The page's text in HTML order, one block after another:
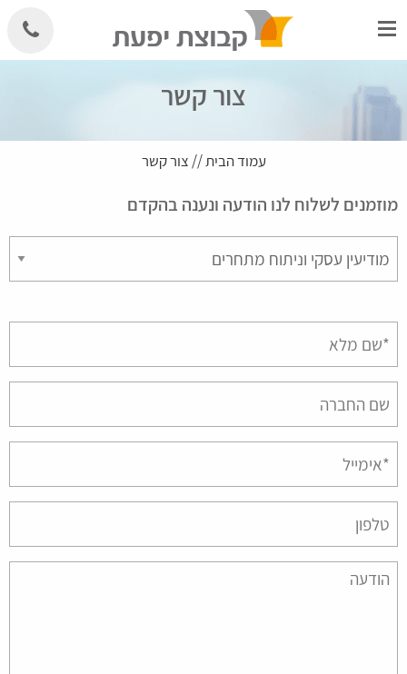
to
צור קשר
עמוד הבית// צור קשר
מוזמנים לשלוח לנו הודעה ונענה בהקדם
this
field